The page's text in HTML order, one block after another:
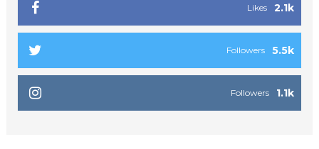
2.1k
Likes
5.5k
Followers
1.1k
Followers